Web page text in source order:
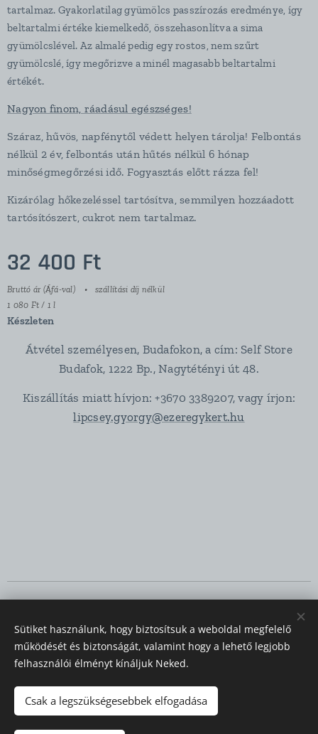
tartalmaz. Gyakorlatilag gyümölcs passzírozás eredménye, így
beltartalmi értéke kiemelkedő, összehasonlítva a sima
gyümölcslével. Az almalé pedig egy rostos, nem szűrt
gyümölcslé, így megőrizve a minél magasabb beltartalmi
értékét.
Nagyon finom, ráadásul egészséges!
Száraz, hűvös, napfénytől védett helyen tárolja! Felbontás
nélkül 2 év, felbontás után hűtés nélkül 6 hónap
minőségmegőrzési idő. Fogyasztás előtt rázza fel!
Kizárólag hőkezeléssel tartósítva, semmilyen hozzáadott
tartósítószert, cukrot nem tartalmaz.
32 400 Ft
Bruttó ár (Áfá-val)
szállítási díj nélkül
1 080 Ft / 1 l
Készleten
Átvétel személyesen, Budafokon, a cím: Self Store
Budafok, 1222 Bp., Nagytétényi út 48.
Kiszállítás miatt hívjon: +3670 3389207, vagy írjon:
lipcsey.gyorgy@ezeregykert.hu
Sütik
Nyelvek
Sütiket használunk, hogy biztosítsuk a weboldal megfelelő
működését és biztonságát, valamint hogy a lehető legjobb
felhasználói élményt kínáljuk Neked.
Csak a legszükségesebbek elfogadása